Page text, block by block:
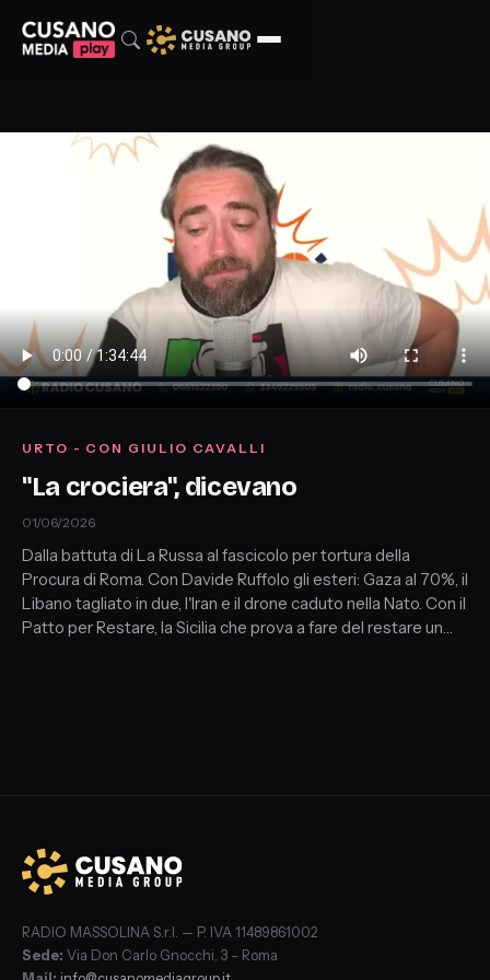
URTO - CON GIULIO CAVALLI
"La crociera", dicevano
01/06/2026
Dalla battuta di La Russa al fascicolo per tortura della
Procura di Roma. Con Davide Ruffolo gli esteri: Gaza al 70%, il
Libano tagliato in due, l'Iran e il drone caduto nella Nato. Con il
Patto per Restare, la Sicilia che prova a fare del restare un
RADIO MASSOLINA S.r.l. — P. IVA 11489861002
Sede: Via Don Carlo Gnocchi, 3 – Roma